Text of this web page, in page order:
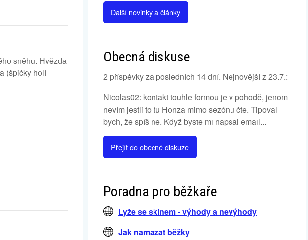
sněhu. Hvězda
(špičky holí
Další novinky a články
Obecná diskuse
2 příspěvky za posledních 14 dní. Nejnovější z 23.7.:
Nicolas02: kontakt touhle formou je v pohodě, jenom
nevím jestli to tu Honza mimo sezónu čte. Tipoval
bych, že spíš ne. Když byste mi napsal email...
Přejít do obecné diskuze
Poradna pro běžkaře
Lyže se skinem - výhody a nevýhody
Jak namazat běžky